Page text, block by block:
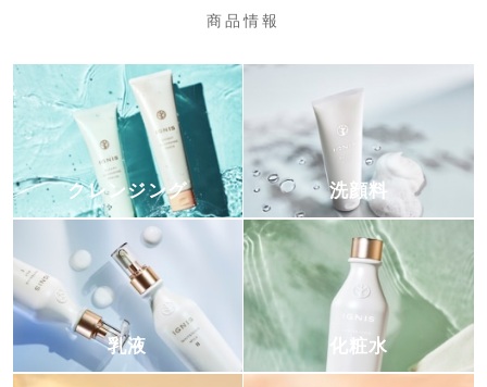
商品情報
クレンジング 洗顔料
乳液 化粧水